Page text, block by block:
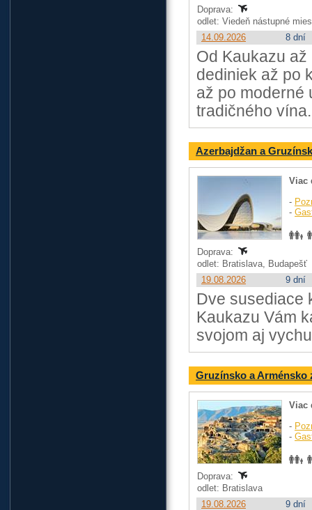
Doprava:
odlet: Viedeň nástupné
14.09.2026
8 dní
Od Kaukazu
dediniek až po
až po moderné
tradičného
Azerbajdžan a
Viac
-
-
Doprava:
odlet: Bratislava, Budapešť
19.08.2026
9 dní
Dve susediace
Kaukazu Vám
svojom aj
Gruzínsko a Arménsko
Viac
-
-
Doprava:
odlet: Bratislava
19.08.2026
9 dní